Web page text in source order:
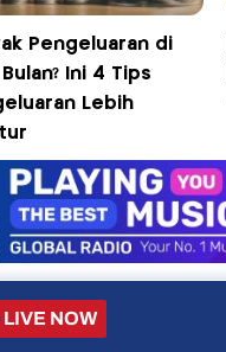
Pengeluaran di
Ini 4 Tips
Lebih
LIVE NOW